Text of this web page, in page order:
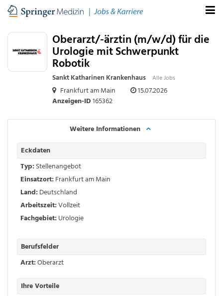
Oberarzt/-ärztin (m/w/d) für die
Urologie mit Schwerpunkt
Robotik
Sankt Katharinen Krankenhaus Alle Jobs
Frankfurt am Main
15.07.2026
Anzeigen-ID165362
Weitere Informationen
Eckdaten
Typ: Stellenangebot
Einsatzort: Frankfurt am Main
Land: Deutschland
Arbeitszeit:Vollzeit
Fachgebiet: Urologie
Berufsfelder
Arzt:Oberarzt
Ihre Vorteile